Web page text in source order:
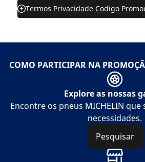
Termos Privacidade Codigo
COMO PARTICIPAR NA
Explore as nossas
Encontre os pneus MICHELIN que
necessidades.
Pesquisar